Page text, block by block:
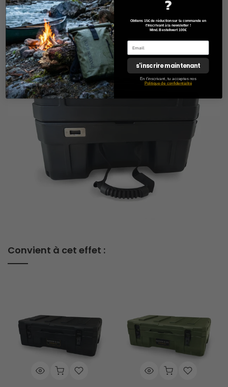
Convient à cet effet :
?
Obtiens 15€ de réduction sur ta commande en
t'inscrivant à la newsletter !
Mind. Bestellwert 100€
s'inscrire maintenant
En t'inscrivant, tu acceptes nos
Politique de confidentialité